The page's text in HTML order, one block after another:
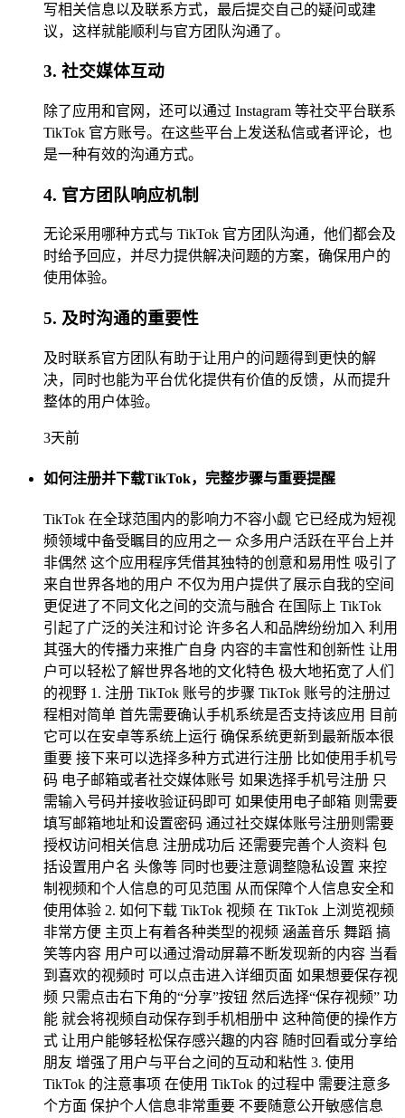
写相关信息以及联系方式，最后提交自己的疑问或建
议，这样就能顺利与官方团队沟通了。
3. 社交媒体互动
除了应用和官网，还可以通过 Instagram 等社交平台联系
TikTok 官方账号。在这些平台上发送私信或者评论，也
是一种有效的沟通方式。
4. 官方团队响应机制
无论采用哪种方式与 TikTok 官方团队沟通，他们都会及
时给予回应，并尽力提供解决问题的方案，确保用户的
使用体验。
5. 及时沟通的重要性
及时联系官方团队有助于让用户的问题得到更快的解
决，同时也能为平台优化提供有价值的反馈，从而提升
整体的用户体验。
3天前
如何注册并下载TikTok，完整步骤与重要提醒
TikTok 在全球范围内的影响力不容小觑 它已经成为短视
频领域中备受瞩目的应用之一 众多用户活跃在平台上并
非偶然 这个应用程序凭借其独特的创意和易用性 吸引了
来自世界各地的用户 不仅为用户提供了展示自我的空间
更促进了不同文化之间的交流与融合 在国际上 TikTok
引起了广泛的关注和讨论 许多名人和品牌纷纷加入 利用
其强大的传播力来推广自身 内容的丰富性和创新性 让用
户可以轻松了解世界各地的文化特色 极大地拓宽了人们
的视野 1. 注册 TikTok 账号的步骤 TikTok 账号的注册过
程相对简单 首先需要确认手机系统是否支持该应用 目前
它可以在安卓等系统上运行 确保系统更新到最新版本很
重要 接下来可以选择多种方式进行注册 比如使用手机号
码 电子邮箱或者社交媒体账号 如果选择手机号注册 只
需输入号码并接收验证码即可 如果使用电子邮箱 则需要
填写邮箱地址和设置密码 通过社交媒体账号注册则需要
授权访问相关信息 注册成功后 还需要完善个人资料 包
括设置用户名 头像等 同时也要注意调整隐私设置 来控
制视频和个人信息的可见范围 从而保障个人信息安全和
使用体验 2. 如何下载 TikTok 视频 在 TikTok 上浏览视频
非常方便 主页上有着各种类型的视频 涵盖音乐 舞蹈 搞
笑等内容 用户可以通过滑动屏幕不断发现新的内容 当看
到喜欢的视频时 可以点击进入详细页面 如果想要保存视
频 只需点击右下角的“分享”按钮 然后选择“保存视频” 功
能 就会将视频自动保存到手机相册中 这种简便的操作方
式 让用户能够轻松保存感兴趣的内容 随时回看或分享给
朋友 增强了用户与平台之间的互动和粘性 3. 使用
TikTok 的注意事项 在使用 TikTok 的过程中 需要注意多
个方面 保护个人信息非常重要 不要随意公开敏感信息